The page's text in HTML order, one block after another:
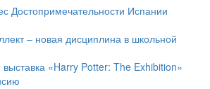
Достопримечательности Испании
– новая дисциплина в школьной
«Harry Potter: The Exhibition»